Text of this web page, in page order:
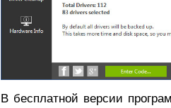
В бесплатной версии